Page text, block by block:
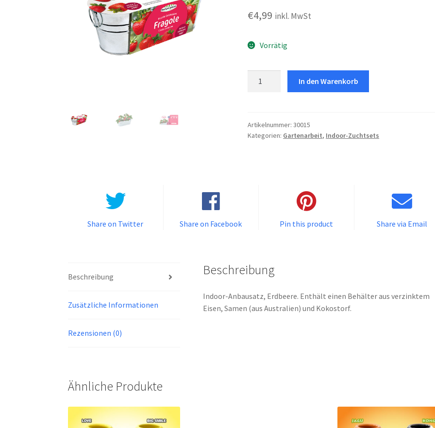
€4,99 inkl. MwSt
Vorrätig
In den Warenkorb
Artikelnummer:30015
Kategorien: Gartenarbeit, Indoor-Zuchtsets
Share on Twitter Share on Facebook Pin this product Share via Email
Beschreibung
Zusätzliche Informationen
Rezensionen (0)
Beschreibung
Indoor-Anbausatz, Erdbeere. Enthält einen Behälter aus verzinktem
Eisen, Samen (aus Australien) und Kokostorf.
Ähnliche Produkte